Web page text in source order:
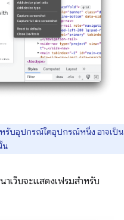
รับอุปกรณ์ใดอุปกรณ์หนึ่ง อาจเป็น
น
เว็บจะแสดงเฟรมสำหรับ